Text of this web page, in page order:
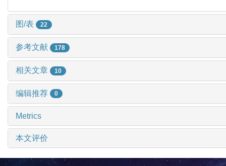
图/表 22
参考文献 178
相关文章 10
编辑推荐 0
Metrics
本文评价